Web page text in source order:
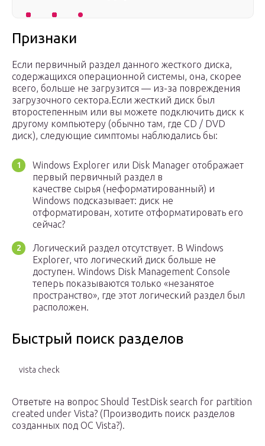
Признаки
Если первичный раздел данного жесткого диска,
содержащихся операционной системы, она, скорее
всего, больше не загрузится — из-за повреждения
загрузочного сектора.Если жесткий диск был
второстепенным или вы можете подключить диск к
другому компьютеру (обычно там, где CD / DVD
диск), следующие симптомы наблюдались бы:
Windows Explorer или Disk Manager отображает
первый первичный раздел в
качестве сырья (неформатированный) и
Windows подсказывает: диск не
отформатирован, хотите отформатировать его
сейчас?
Логический раздел отсутствует. В Windows
Explorer, что логический диск больше не
доступен. Windows Disk Management Console
теперь показываются только «незанятое
пространство», где этот логический раздел был
расположен.
Быстрый поиск разделов
vista check
Ответьте на вопрос Should TestDisk search for partition
created under Vista? (Производить поиск разделов
созданных под ОС Vista?).